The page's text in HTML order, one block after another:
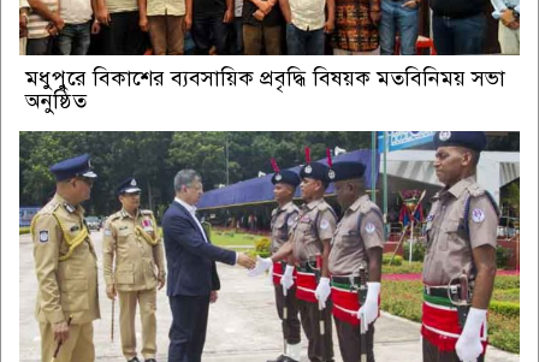
মধুপুরে বিকাশের ব্যবসায়িক প্রবৃদ্ধি বিষয়ক মতবিনিময় সভা
অনুষ্ঠিত